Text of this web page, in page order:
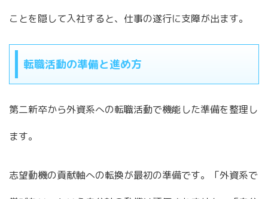
ことを隠して入社すると、仕事の遂行に支障が出ます。
転職活動の準備と進め方
第二新卒から外資系への転職活動で機能した準備を整理し
ます。
志望動機の貢献軸への転換が最初の準備です。「外資系で